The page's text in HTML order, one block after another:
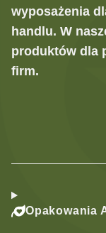
wyposażenia
handlu. W
produktów dla
firm.
Opakowania